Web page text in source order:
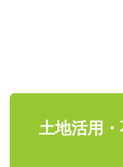
土地活用